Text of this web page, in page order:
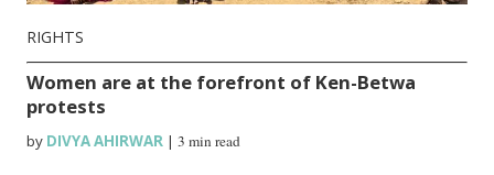
RIGHTS
Women are at the forefront of Ken-Betwa
protests
by DIVYA AHIRWAR |3 min read